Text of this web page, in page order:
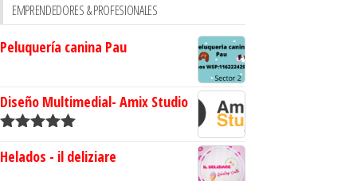
EMPRENDEDORES & PROFESIONALES
Peluquería canina Pau
Diseño Multimedial- Amix Studio
5.00de 5
Helados - il deliziare